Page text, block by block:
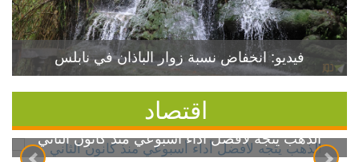
فيديو: انخفاض نسبة زوار الباذان في نابلس
اقتصاد
الذهب يتجه لأفضل أداء أسبوعي منذ كانون الثاني